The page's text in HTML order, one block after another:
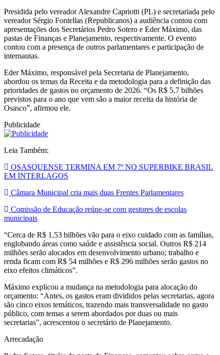
Presidida pelo vereador Alexandre Capriotti (PL) e secretariada pelo
vereador Sérgio Fontellas (Republicanos) a audiência contou com
apresentações dos Secretários Pedro Sotero e Eder Máximo, das
pastas de Finanças e Planejamento, respectivamente. O evento
contou com a presença de outros parlamentares e participação de
internautas.
Eder Máximo, responsável pela Secretaria de Planejamento,
abordou os temas da Receita e da metodologia para a definição das
prioridades de gastos no orçamento de 2026. “Os R$ 5,7 bilhões
previstos para o ano que vem são a maior receita da história de
Osasco”, afirmou ele.
Publicidade
Leia Também:
OSASQUENSE TERMINA EM 7º NO SUPERBIKE BRASIL
EM INTERLAGOS
Câmara Municipal cria mais duas Frentes Parlamentares
Comissão de Educação reúne-se com gestores de escolas
municipais
“Cerca de R$ 1,53 bilhões vão para o eixo cuidado com as famílias,
englobando áreas como saúde e assistência social. Outros R$ 214
milhões serão alocados em desenvolvimento urbano; trabalho e
renda ficam com R$ 54 milhões e R$ 296 milhões serão gastos no
eixo efeitos climáticos”.
Máximo explicou a mudança na metodologia para alocação do
orçamento: “Antes, os gastos eram divididos pelas secretarias, agora
são cinco eixos temáticos, trazendo mais transversalidade no gasto
público, com temas a serem abordados por duas ou mais
secretarias”, acrescentou o secretário de Planejamento.
Arrecadação